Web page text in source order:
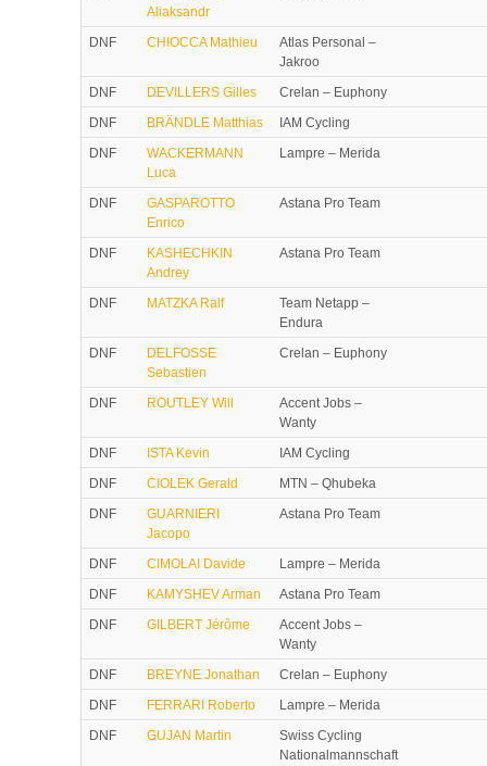
Aliaksandr
DNF CHIOCCA Mathieu
Atlas Personal –
Jakroo
DNF
DEVILLERS Gilles
Crelan – Euphony
DNF
BRÄNDLE Matthias
IAM Cycling
DNF
WACKERMANN
Luca
Lampre – Merida
DNF
GASPAROTTO
Enrico
Astana Pro Team
DNF
KASHECHKIN
Andrey
Astana Pro Team
DNF MATZKA Ralf
Team Netapp –
Endura
DNF
DELFOSSE
Sebastien
Crelan – Euphony
DNF ROUTLEY Will
Accent Jobs –
Wanty
DNF
ISTA Kevin
IAM Cycling
DNF
CIOLEK Gerald
MTN – Qhubeka
DNF
GUARNIERI
Jacopo
Astana Pro Team
DNF CIMOLAI Davide
Lampre – Merida
DNF
KAMYSHEV Arman
Astana Pro Team
DNF
GILBERT Jérôme
Accent Jobs –
Wanty
DNF
BREYNE Jonathan
Crelan – Euphony
DNF
FERRARI Roberto
Lampre – Merida
DNF
GUJAN Martin
Swiss Cycling
Nationalmannschaft